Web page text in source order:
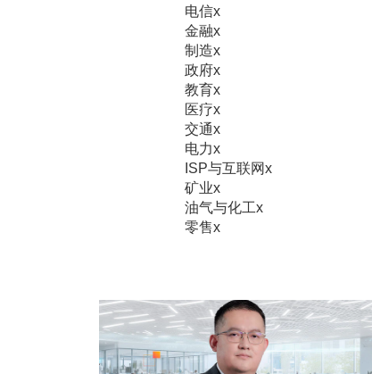
电信x
金融x
制造x
政府x
教育x
医疗x
交通x
电力x
ISP与互联网x
矿业x
油气与化工x
零售x
06:18